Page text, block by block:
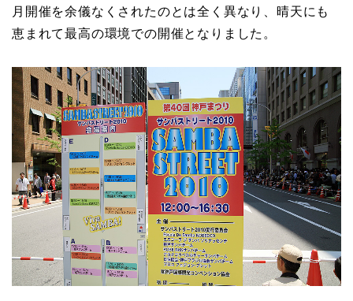
月開催を余儀なくされたのとは全く異なり、晴天にも
恵まれて最高の環境での開催となりました。